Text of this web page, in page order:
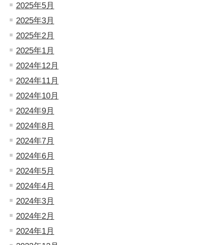
2025年5月
2025年3月
2025年2月
2025年1月
2024年12月
2024年11月
2024年10月
2024年9月
2024年8月
2024年7月
2024年6月
2024年5月
2024年4月
2024年3月
2024年2月
2024年1月